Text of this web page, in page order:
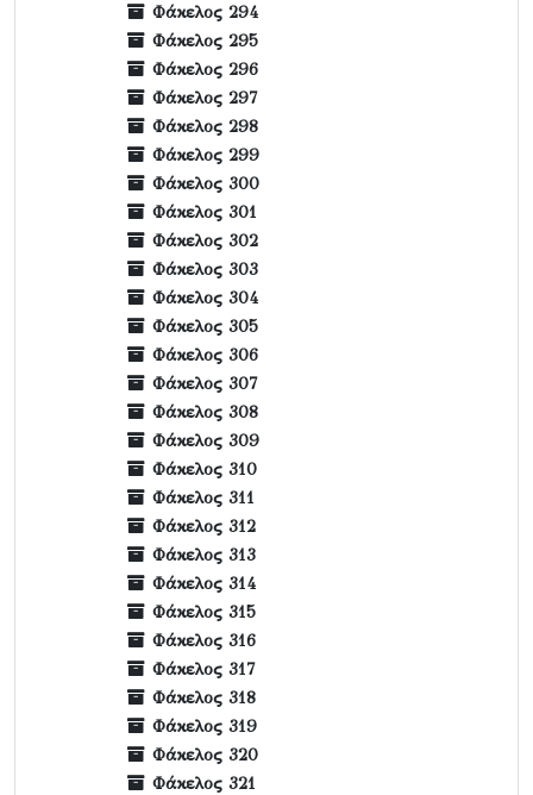
Φάκελος 294
Φάκελος 295
Φάκελος 296
Φάκελος 297
Φάκελος 298
Φάκελος 299
Φάκελος 300
Φάκελος 301
Φάκελος 302
Φάκελος 303
Φάκελος 304
Φάκελος 305
Φάκελος 306
Φάκελος 307
Φάκελος 308
Φάκελος 309
Φάκελος 310
Φάκελος 311
Φάκελος 312
Φάκελος 313
Φάκελος 314
Φάκελος 315
Φάκελος 316
Φάκελος 317
Φάκελος 318
Φάκελος 319
Φάκελος 320
Φάκελος 321